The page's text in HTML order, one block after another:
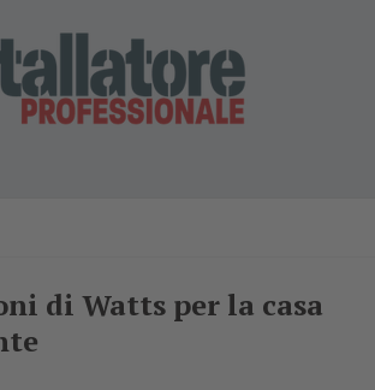
di Watts per la casa